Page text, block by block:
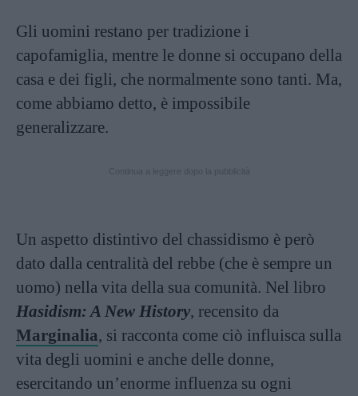
Gli uomini restano per tradizione i
capofamiglia, mentre le donne si occupano della
casa e dei figli, che normalmente sono tanti. Ma,
come abbiamo detto, è impossibile
generalizzare.
Un aspetto distintivo del chassidismo è però
dato dalla centralità del rebbe (che è sempre un
uomo) nella vita della sua comunità. Nel libro
Hasidism: A New History, recensito da
Marginalia, si racconta come ciò influisca sulla
vita degli uomini e anche delle donne,
esercitando un’enorme influenza su ogni